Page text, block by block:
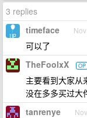
3 replies
timeface
可以了
TheFoolxX OP
主要看到大家从
没在多多买过大
tanrenye